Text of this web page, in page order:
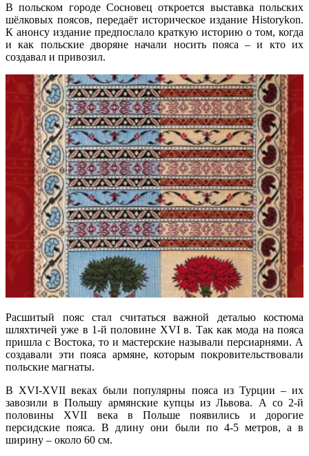
В польском городе Сосновец откроется выставка польских
шёлковых поясов, передаёт историческое издание Historykon.
К анонсу издание предпослало краткую историю о том, когда
и как польские дворяне начали носить пояса – и кто их
создавал и привозил.
Расшитый пояс стал считаться важной деталью костюма
шляхтичей уже в 1-й половине XVI в. Так как мода на пояса
пришла с Востока, то и мастерские называли персиарнями. А
создавали эти пояса армяне, которым покровительствовали
польские магнаты.
В XVI-XVII веках были популярны пояса из Турции – их
завозили в Польшу армянские купцы из Львова. А со 2-й
половины XVII века в Польше появились и дорогие
персидские пояса. В длину они были по 4-5 метров, а в
ширину – около 60 см.